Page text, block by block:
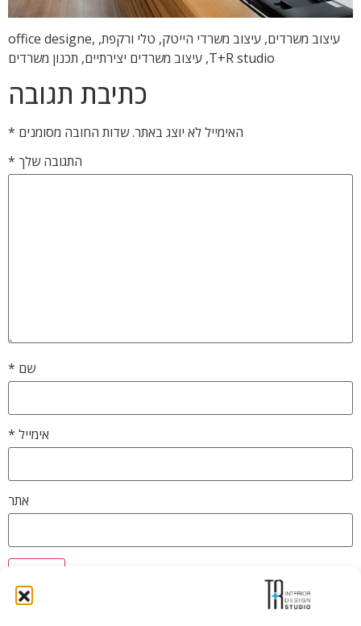
עיצוב משרדים, עיצוב משרדי הייטק, טלי ורקפת, office designe,
T+R studio, עיצוב משרדים יצירתיים, תכנון משרדים
כתיבת תגובה
האימייל לא יוצג באתר.שדות החובה מסומנים *
התגובה שלך *
שם *
אימייל *
אתר